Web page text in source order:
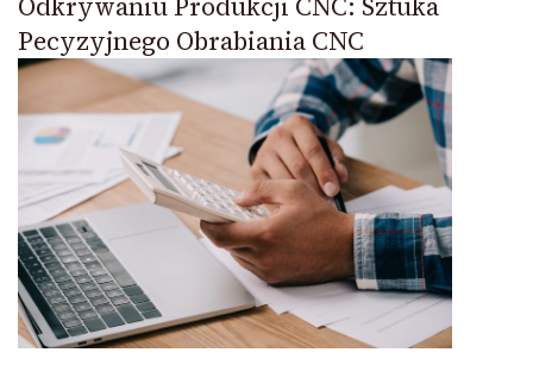
Pecyzyjnego Obrabiania CNC